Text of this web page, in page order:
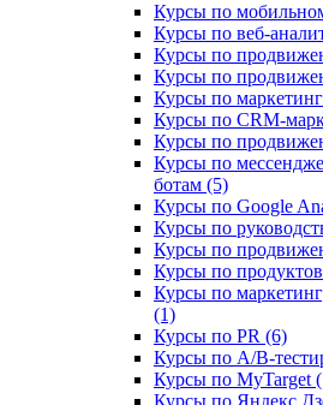
Курсы по
Курсы по веб-
Курсы по
Курсы по
Курсы по
Курсы по CRM-
Курсы по
Курсы по
ботам (5)
Курсы по Google
Курсы по
Курсы по
Курсы по
Курсы по
(1)
Курсы по PR (6)
Курсы по A/B-
Курсы по MyTarget